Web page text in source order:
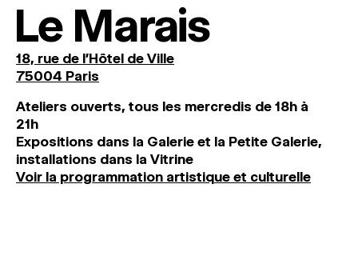
Le Marais
18, rue de l'Hôtel de Ville
75004 Paris
Ateliers ouverts, tous les mercredis de 18h à
21h
Expositions dans la Galerie et la Petite Galerie,
installations dans la Vitrine
Voir la programmation artistique et culturelle